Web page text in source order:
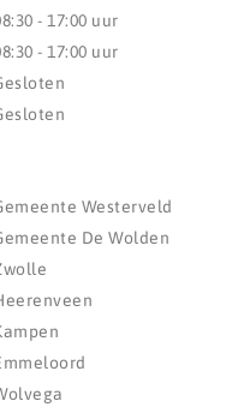
- 17:00 uur
- 17:00 uur
Westerveld
De Wolden